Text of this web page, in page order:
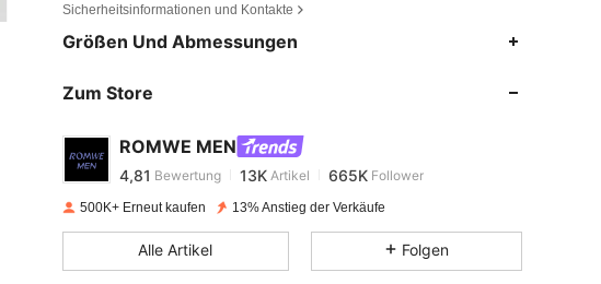
Sicherheitsinformationen und Kontakte
Größen Und Abmessungen
Zum Store
ROMWE MEN
4,81 13K
4,81 Bewertung 13K Artikel 665K Follower
4,81
500K+ Erneut kaufen 13% Anstieg der Verkäufe
Alle Artikel Folgen